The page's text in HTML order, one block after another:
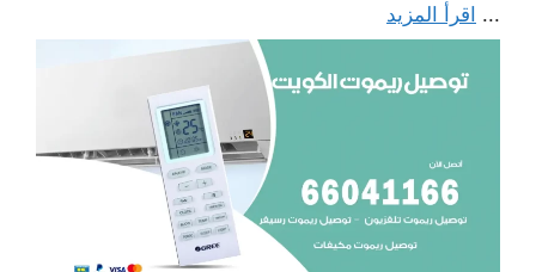
... اقرأ المزيد